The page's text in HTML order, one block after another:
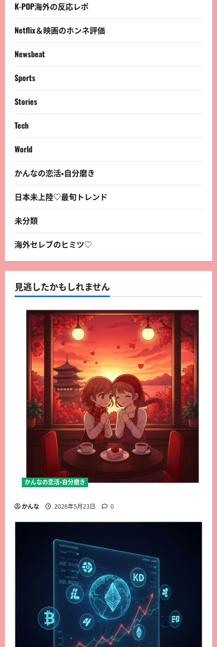
K-POP海外の反応レポ
Netflix＆映画のホンネ評価
Newsbeat
Sports
Stories
Tech
World
かんなの恋活・自分磨き
日本未上陸♡最旬トレンド
未分類
海外セレブのヒミツ♡
見逃したかもしれません
かんなの恋活・自分磨き
かんな 2026年5月23日 0